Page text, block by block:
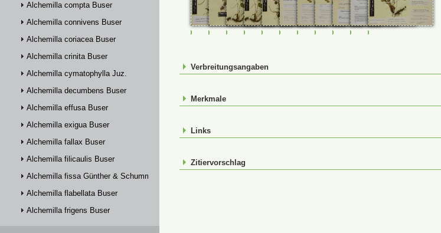
Alchemilla compta Buser
Alchemilla connivens Buser
Alchemilla coriacea Buser
Alchemilla crinita Buser
Alchemilla cymatophylla Juz.
Alchemilla decumbens Buser
Alchemilla effusa Buser
Alchemilla exigua Buser
Alchemilla fallax Buser
Alchemilla filicaulis Buser
Alchemilla fissa Günther & Schummel
Alchemilla flabellata Buser
Alchemilla frigens Buser
M-0125254M-0125256M-0125258_a
M-0125258M-0125261M-0125262M-0125263_a
M-0125263M-0232398M-0232399
Verbreitungsangaben
Merkmale
Links
Zitiervorschlag